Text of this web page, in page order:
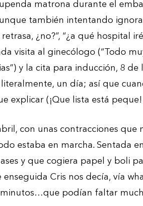
matrona durante el
también intentando
¿no?”, “¿a qué hospital
visita al ginecólogo (“Todo
y la cita para inducción, 8
un día; así que
explicar (¡Que lista está
con unas contracciones que
estaba en marcha. Sentada
y que cogiera papel y boli
Cris nos decía, vía
podían faltar